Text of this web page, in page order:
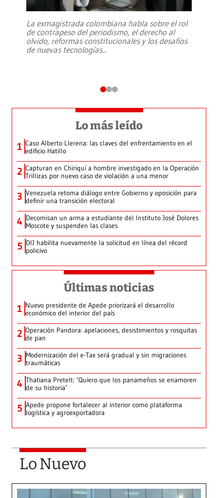
La exmagistrada colombiana habla sobre el rol
de contrapeso del periodismo, el derecho al
olvido, reformas constitucionales y los desafíos
de nuevas tecnologías...
Lo más leído
1 Caso Alberto Llerena: las claves del enfrentamiento en el
edificio Hatillo
2 Capturan en Chiriquí a hombre investigado en la Operación
Trillizas por nuevo caso de violación a una menor
3 Venezuela retoma diálogo entre Gobierno y oposición para
definir una transición electoral
4 Decomisan un arma a estudiante del Instituto José Dolores
Moscote y suspenden las clases
5 DIJ habilita nuevamente la solicitud en línea del récord
policivo
Últimas noticias
1 Nuevo presidente de Apede priorizará el desarrollo
económico del interior del país
2 Operación Pandora: apelaciones, desistimientos y rosquitas
de pan
3 Modernización del e-Tax será gradual y sin migraciones
traumáticas
4 Thatiana Pretelt: ‘Quiero que los panameños se enamoren
de su historia’
5 Apede propone fortalecer al interior como plataforma
logística y agroexportadora
Lo Nuevo